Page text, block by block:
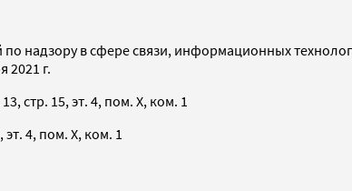
надзору в сфере связи, информационных
2021 г.
стр. 15, эт. 4, пом. X, ком. 1
4, пом. X, ком. 1